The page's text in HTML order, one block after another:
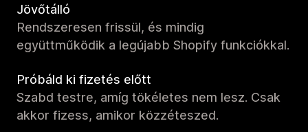
Jövőtálló
Rendszeresen frissül, és mindig
együttműködik a legújabb Shopify funkciókkal.
Próbáld ki fizetés előtt
Szabd testre, amíg tökéletes nem lesz. Csak
akkor fizess, amikor közzéteszed.